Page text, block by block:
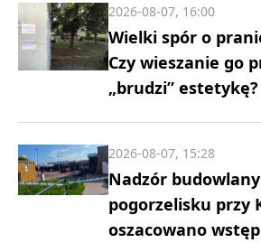
Wielki spór o
Czy wieszanie go
„brudzi”
2026-08-07, 16:00
Nadzór
pogorzelisku przy
oszacowano
2026-08-07, 15:28